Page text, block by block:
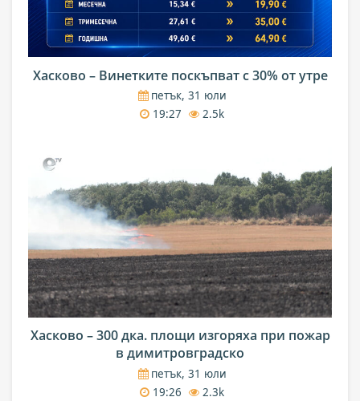
Хасково – Винетките поскъпват с 30% от утре
петък, 31 юли
19:27
2.5k
Хасково – 300 дка. площи изгоряха при пожар
в димитровградско
петък, 31 юли
19:26
2.3k